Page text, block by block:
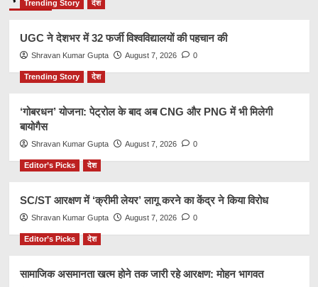
Trending Story देश
UGC ने देशभर में 32 फर्जी विश्वविद्यालयों की पहचान की
Shravan Kumar Gupta August 7, 2026 0
Trending Story देश
‘गोबरधन’ योजना: पेट्रोल के बाद अब CNG और PNG में भी मिलेगी
बायोगैस
Shravan Kumar Gupta August 7, 2026 0
Editor’s Picks देश
SC/ST आरक्षण में ‘क्रीमी लेयर’ लागू करने का केंद्र ने किया विरोध
Shravan Kumar Gupta August 7, 2026 0
Editor’s Picks देश
सामाजिक असमानता खत्म होने तक जारी रहे आरक्षण: मोहन भागवत